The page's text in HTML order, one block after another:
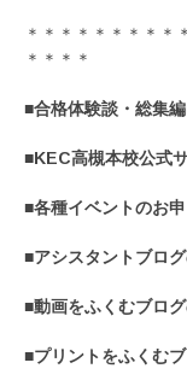
＊＊＊＊＊＊＊＊＊
＊＊＊＊
■合格体験談・総集
■KEC高槻本校公式
■各種イベントのお
■アシスタントブロ
■動画をふくむブロ
■プリントをふくむ